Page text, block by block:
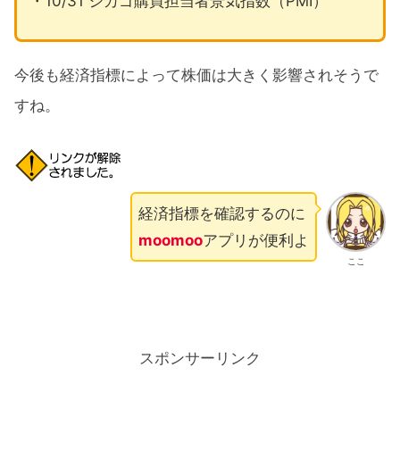
今後も経済指標によって株価は大きく影響されそうで
すね。
ここ
経済指標を確認するのに
moomooアプリが便利よ
スポンサーリンク